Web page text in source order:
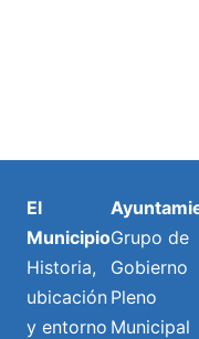
El
Municipio
Historia,
ubicación
y entorno
Grupo de
Gobierno
Pleno
Municipal